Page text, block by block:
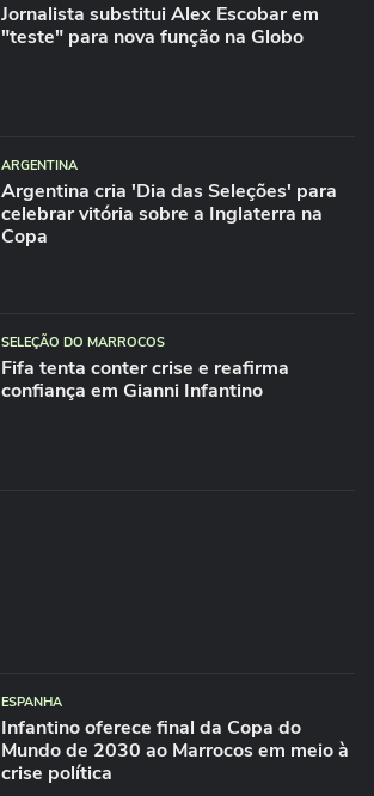
Jornalista substitui Alex Escobar em
"teste" para nova função na Globo
ARGENTINA
Argentina cria 'Dia das Seleções' para
celebrar vitória sobre a Inglaterra na
Copa
SELEÇÃO DO MARROCOS
Fifa tenta conter crise e reafirma
confiança em Gianni Infantino
ESPANHA
Infantino oferece final da Copa do
Mundo de 2030 ao Marrocos em meio à
crise política